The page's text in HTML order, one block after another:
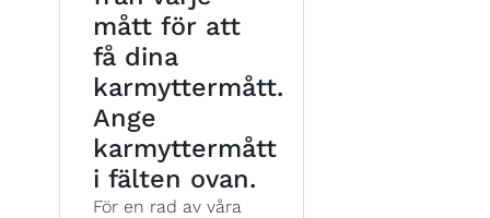
mått för att
få dina
karmyttermått.
Ange
karmyttermått
i fälten ovan.
För en rad av våra